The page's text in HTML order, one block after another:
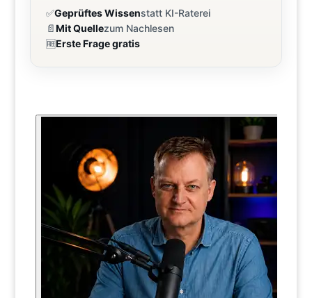
✅Geprüftes Wissenstatt KI-Raterei
📄Mit Quellezum Nachlesen
🆓Erste Frage gratis